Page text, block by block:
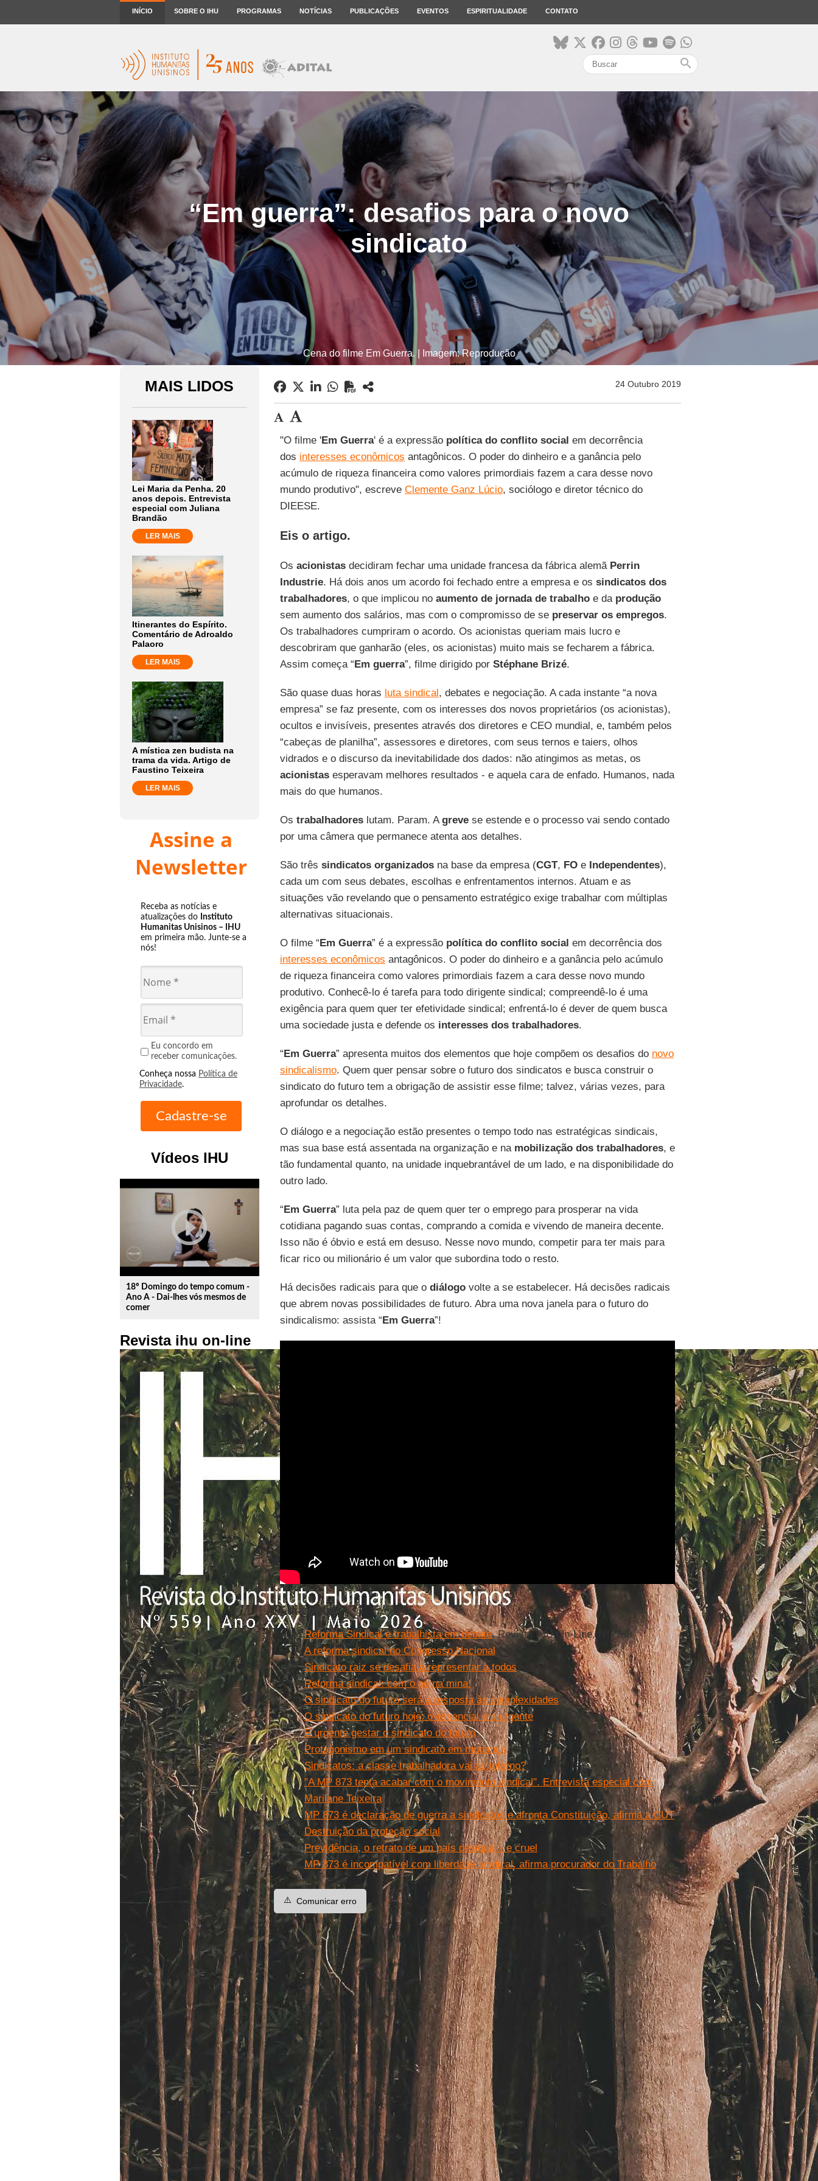
INÍCIO SOBRE O IHU PROGRAMAS NOTÍCIAS PUBLICAÇÕES EVENTOS ESPIRITUALIDADE CONTATO
search
“Em guerra”: desafios para o novo
sindicato
Cena do filme Em Guerra. | Imagem: Reprodução
MAIS LIDOS
Lei Maria da Penha. 20
anos depois. Entrevista
especial com Juliana
Brandão
LER MAIS
Itinerantes do Espírito.
Comentário de Adroaldo
Palaoro
LER MAIS
A mística zen budista na
trama da vida. Artigo de
Faustino Teixeira
LER MAIS
Assine a
Newsletter
Receba as notícias e
atualizações do Instituto
Humanitas Unisinos – IHU
em primeira mão. Junte-se a
nós!
Eu concordo em
receber comunicações.
Conheça nossa Política de
Privacidade.
Vídeos IHU
play_circle_outline
18º Domingo do tempo comum -
Ano A - Dai-lhes vós mesmos de
comer
Revista ihu on-line
24 Outubro 2019
"O filme 'Em Guerra' é a expressão política do conflito social em decorrência
dos interesses econômicos antagônicos. O poder do dinheiro e a ganância pelo
acúmulo de riqueza financeira como valores primordiais fazem a cara desse novo
mundo produtivo", escreve Clemente Ganz Lúcio, sociólogo e diretor técnico do
DIEESE.
Eis o artigo.
Os acionistasdecidiram fechar uma unidade francesa da fábrica alemã Perrin
Industrie. Há dois anos um acordo foi fechado entre a empresa e os sindicatos dos
trabalhadores, o que implicou no aumento de jornada de trabalhoe da produção
sem aumento dos salários, mas com o compromisso de se preservar os empregos.
Os trabalhadores cumpriram o acordo. Os acionistas queriam mais lucro e
descobriram que ganharão (eles, os acionistas) muito mais se fecharem a fábrica.
Assim começa “Em guerra”, filme dirigido por Stéphane Brizé.
São quase duas horas luta sindical, debates e negociação. A cada instante “a nova
empresa” se faz presente, com os interesses dos novos proprietários (os acionistas),
ocultos e invisíveis, presentes através dos diretores e CEO mundial, e, também pelos
“cabeças de planilha”, assessores e diretores, com seus ternos e taiers, olhos
vidrados e o discurso da inevitabilidade dos dados: não atingimos as metas, os
acionistasesperavam melhores resultados - e aquela cara de enfado. Humanos, nada
mais do que humanos.
Os trabalhadoreslutam. Param. Agrevese estende e o processo vai sendo contado
por uma câmera que permanece atenta aos detalhes.
São três sindicatos organizadosna base da empresa (CGT, FOe Independentes),
cada um com seus debates, escolhas e enfrentamentos internos. Atuam e as
situações vão revelando que o pensamento estratégico exige trabalhar com múltiplas
alternativas situacionais.
O filme “Em Guerra” é a expressão política do conflito social em decorrência dos
interesses econômicos antagônicos. O poder do dinheiro e a ganância pelo acúmulo
de riqueza financeira como valores primordiais fazem a cara desse novo mundo
produtivo. Conhecê-lo é tarefa para todo dirigente sindical; compreendê-lo é uma
exigência para quem quer ter efetividade sindical; enfrentá-lo é dever de quem busca
uma sociedade justa e defende os interesses dos trabalhadores.
“Em Guerra” apresenta muitos dos elementos que hoje compõem os desafios do novo
sindicalismo. Quem quer pensar sobre o futuro dos sindicatos e busca construir o
sindicato do futuro tem a obrigação de assistir esse filme; talvez, várias vezes, para
aprofundar os detalhes.
O diálogo e a negociação estão presentes o tempo todo nas estratégicas sindicais,
mas sua base está assentada na organização e na mobilização dos trabalhadores, e
tão fundamental quanto, na unidade inquebrantável de um lado, e na disponibilidade do
outro lado.
“Em Guerra” luta pela paz de quem quer ter o emprego para prosperar na vida
cotidiana pagando suas contas, comprando a comida e vivendo de maneira decente.
Isso não é óbvio e está em desuso. Nesse novo mundo, competir para ter mais para
ficar rico ou milionário é um valor que subordina todo o resto.
Há decisões radicais para que o diálogovolte a se estabelecer. Há decisões radicais
que abrem novas possibilidades de futuro. Abra uma nova janela para o futuro do
sindicalismo: assista “Em Guerra”!
Leia mais
Reforma Sindical e trabalhista em debate. Revista IHU On-Line, Nº. 138
A reforma sindical no Congresso Nacional
Sindicato raiz se desafia a representar a todos
Reforma sindical: com o pé na mina!
O sindicato do futuro será a resposta às complexidades
O sindicato do futuro hoje: o essencial e o urgente
É urgente gestar o sindicato do futuro
Protagonismo em um sindicato em mudança
Sindicatos: a classe trabalhadora vai ao inferno?
"A MP 873 tenta acabar com o movimento sindical". Entrevista especial com
Marilane Teixeira
MP 873 é declaração de guerra a sindicatos e afronta Constituição, afirma a CUT
Destruição da proteção social
Previdência, o retrato de um país desigual - e cruel
MP 873 é incompatível com liberdade sindical, afirma procurador do Trabalho
⚠️ Comunicar erro